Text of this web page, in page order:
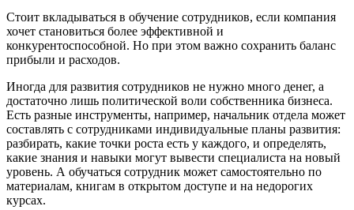
Стоит вкладываться в обучение сотрудников, если компания
хочет становиться более эффективной и
конкурентоспособной. Но при этом важно сохранить баланс
прибыли и расходов.
Иногда для развития сотрудников не нужно много денег, а
достаточно лишь политической воли собственника бизнеса.
Есть разные инструменты, например, начальник отдела может
составлять с сотрудниками индивидуальные планы развития:
разбирать, какие точки роста есть у каждого, и определять,
какие знания и навыки могут вывести специалиста на новый
уровень. А обучаться сотрудник может самостоятельно по
материалам, книгам в открытом доступе и на недорогих
курсах.